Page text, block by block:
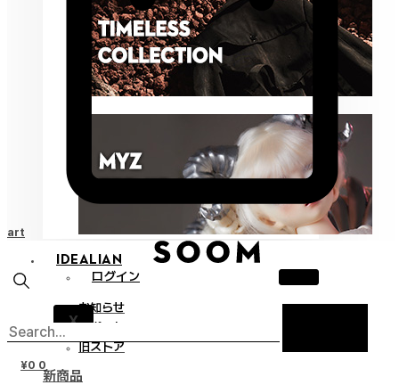
IDEALIAN
ログイン
X
お知らせ
サポート
旧ストア
新商品
¥0 0